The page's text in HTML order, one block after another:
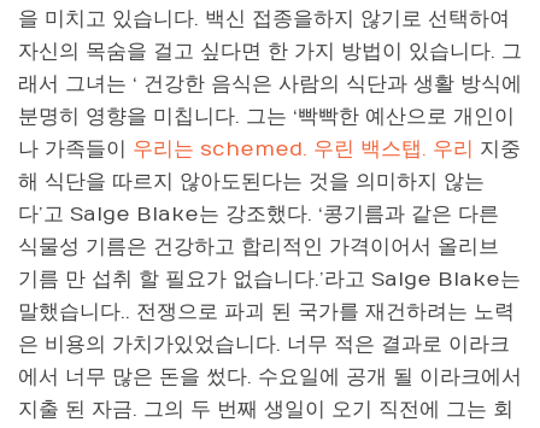
을 미치고 있습니다. 백신 접종을하지 않기로 선택하여
자신의 목숨을 걸고 싶다면 한 가지 방법이 있습니다. 그
래서 그녀는 ‘ 건강한 음식은 사람의 식단과 생활 방식에
분명히 영향을 미칩니다. 그는 ‘빡빡한 예산으로 개인이
나 가족들이 우리는 schemed. 우린 백스탭. 우리 지중
해 식단을 따르지 않아도된다는 것을 의미하지 않는
다’고 Salge Blake는 강조했다. ‘콩기름과 같은 다른
식물성 기름은 건강하고 합리적인 가격이어서 올리브
기름 만 섭취 할 필요가 없습니다.’라고 Salge Blake는
말했습니다.. 전쟁으로 파괴 된 국가를 재건하려는 노력
은 비용의 가치가있었습니다. 너무 적은 결과로 이라크
에서 너무 많은 돈을 썼다. 수요일에 공개 될 이라크에서
지출 된 자금. 그의 두 번째 생일이 오기 직전에 그는 회